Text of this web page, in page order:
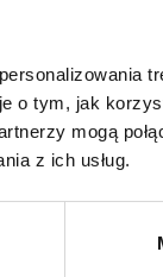
o tym, jak
mogą
z ich usług.